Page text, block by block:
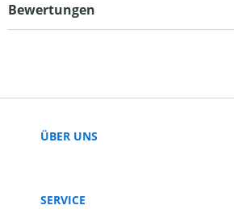
Bewertungen
ÜBER UNS
SERVICE